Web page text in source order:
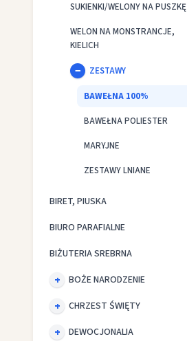
SUKIENKI/WELONY NA PUSZKĘ
WELON NA MONSTRANCJE,
KIELICH
ZESTAWY
BAWEŁNA 100%
BAWEŁNA POLIESTER
MARYJNE
ZESTAWY LNIANE
BIRET, PIUSKA
BIURO PARAFIALNE
BIŻUTERIA SREBRNA
BOŻE NARODZENIE
CHRZEST ŚWIĘTY
DEWOCJONALIA